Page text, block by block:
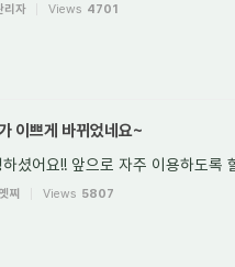
리자 Views 4701
이쁘게 바뀌었네요~
셨어요!! 앞으로 자주 이용하도록
옛찌 Views 5807